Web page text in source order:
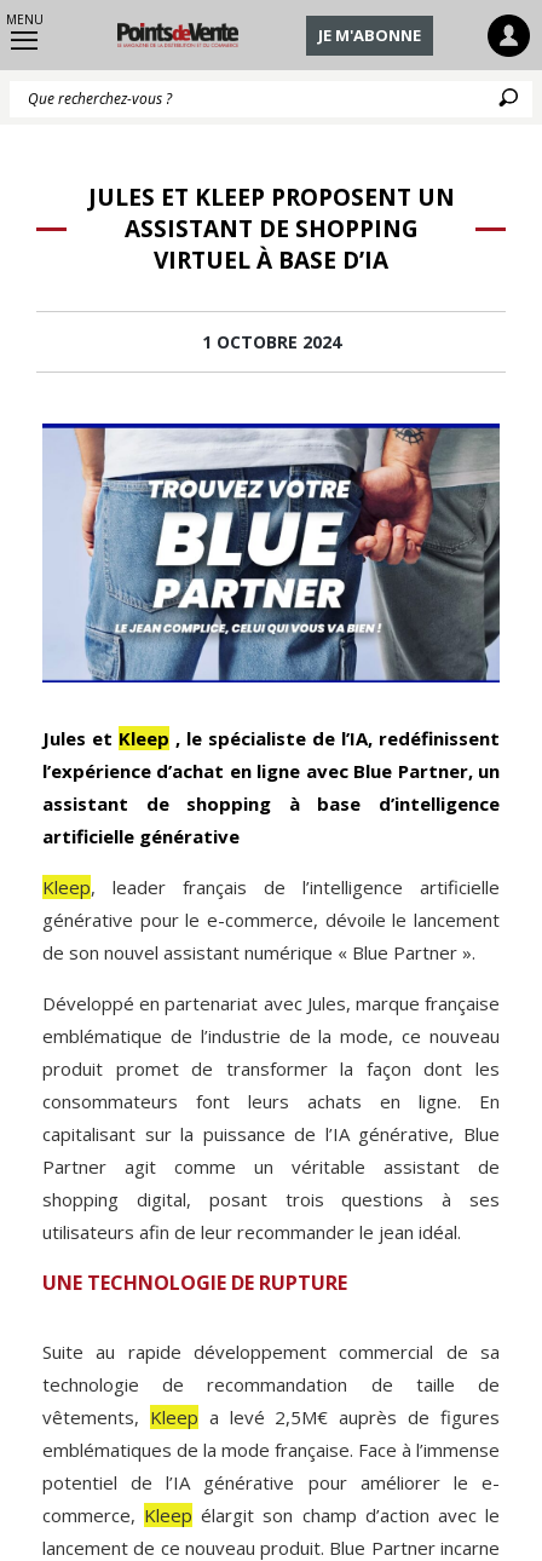
MENU
JE M'ABONNE
JULES ET KLEEP PROPOSENT UN
ASSISTANT DE SHOPPING
VIRTUEL À BASE D’IA
1 OCTOBRE 2024
Jules et Kleep , le spécialiste de l’IA, redéfinissent
l’expérience d’achat en ligne avec Blue Partner, un
assistant de shopping à base d’intelligence
artificielle générative
Kleep, leader français de l’intelligence artificielle
générative pour le e-commerce, dévoile le lancement
de son nouvel assistant numérique « Blue Partner ».
Développé en partenariat avec Jules, marque française
emblématique de l’industrie de la mode, ce nouveau
produit promet de transformer la façon dont les
consommateurs font leurs achats en ligne. En
capitalisant sur la puissance de l’IA générative, Blue
Partner agit comme un véritable assistant de
shopping digital, posant trois questions à ses
utilisateurs afin de leur recommander le jean idéal.
UNE TECHNOLOGIE DE RUPTURE
Suite au rapide développement commercial de sa
technologie de recommandation de taille de
vêtements, Kleep a levé 2,5M€ auprès de figures
emblématiques de la mode française. Face à l’immense
potentiel de l’IA générative pour améliorer le e-
commerce, Kleep élargit son champ d’action avec le
lancement de ce nouveau produit. Blue Partner incarne